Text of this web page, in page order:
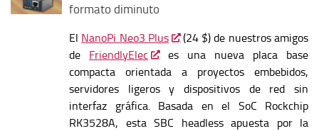
formato diminuto
El NanoPi Neo3 Plus
(24 $) de nuestros amigos
de FriendlyElec
es una nueva placa base
compacta orientada a proyectos embebidos,
servidores ligeros y dispositivos de red sin
interfaz gráfica. Basada en el SoC Rockchip
RK3528A, esta SBC headless apuesta por la